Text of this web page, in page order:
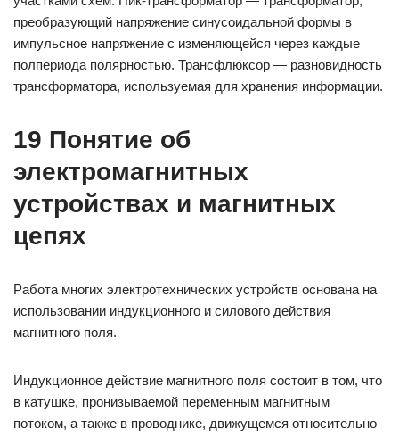
преобразующий напряжение синусоидальной формы в
импульсное напряжение с изменяющейся через каждые
полпериода полярностью. Трансфлюксор — разновидность
трансформатора, используемая для хранения информации.
19 Понятие об
электромагнитных
устройствах и магнитных
цепях
Работа многих электротехнических устройств основана на
использовании индукционного и силового действия
магнитного поля.
Индукционное действие магнитного поля состоит в том, что
в катушке, пронизываемой переменным магнитным
потоком, а также в проводнике, движущемся относительно